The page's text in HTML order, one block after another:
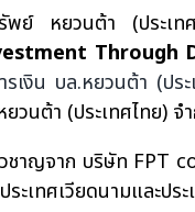
ต้า (ประเทศไท
Through
เงิน บล.หยวนต้า (ปร
วนต้า (ประเทศไทย)
ชาญจาก บริษัท FPT
ะเทศเวียดนามและปร